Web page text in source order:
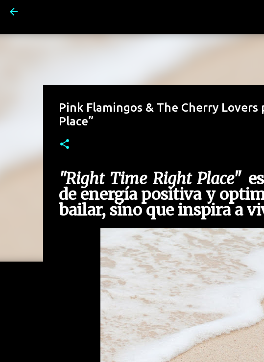
Pink Flamingos & The Cherry
Place”
"Right Time Right Place"
de energía positiva y
bailar, sino que inspira a